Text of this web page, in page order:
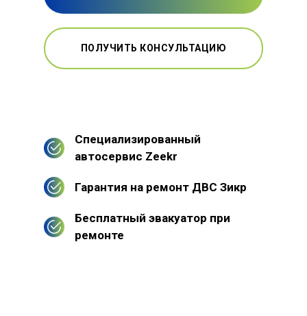
ПОЛУЧИТЬ КОНСУЛЬТАЦИЮ
Специализированный
автосервис Zeekr
Гарантия на ремонт ДВС Зикр
Бесплатный эвакуатор при
ремонте